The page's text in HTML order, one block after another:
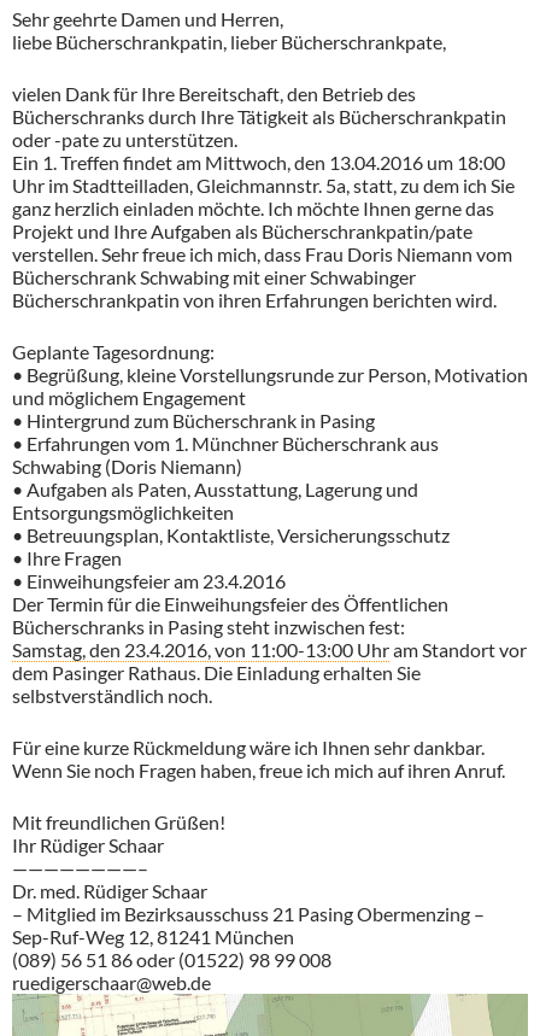
Sehr geehrte Damen und Herren,
liebe Bücherschrankpatin, lieber Bücherschrankpate,
vielen Dank für Ihre Bereitschaft, den Betrieb des
Bücherschranks durch Ihre Tätigkeit als Bücherschrankpatin
oder -pate zu unterstützen.
Ein 1. Treffen findet am Mittwoch, den 13.04.2016 um 18:00
Uhr im Stadtteilladen, Gleichmannstr. 5a, statt, zu dem ich Sie
ganz herzlich einladen möchte. Ich möchte Ihnen gerne das
Projekt und Ihre Aufgaben als Bücherschrankpatin/pate
verstellen. Sehr freue ich mich, dass Frau Doris Niemann vom
Bücherschrank Schwabing mit einer Schwabinger
Bücherschrankpatin von ihren Erfahrungen berichten wird.
Geplante Tagesordnung:
• Begrüßung, kleine Vorstellungsrunde zur Person, Motivation
und möglichem Engagement
• Hintergrund zum Bücherschrank in Pasing
• Erfahrungen vom 1. Münchner Bücherschrank aus
Schwabing (Doris Niemann)
• Aufgaben als Paten, Ausstattung, Lagerung und
Entsorgungsmöglichkeiten
• Betreuungsplan, Kontaktliste, Versicherungsschutz
• Ihre Fragen
• Einweihungsfeier am 23.4.2016
Der Termin für die Einweihungsfeier des Öffentlichen
Bücherschranks in Pasing steht inzwischen fest:
Samstag, den 23.4.2016, von 11:00-13:00 Uhram Standort vor
dem Pasinger Rathaus. Die Einladung erhalten Sie
selbstverständlich noch.
Für eine kurze Rückmeldung wäre ich Ihnen sehr dankbar.
Wenn Sie noch Fragen haben, freue ich mich auf ihren Anruf.
Mit freundlichen Grüßen!
Ihr Rüdiger Schaar
————————–
Dr. med. Rüdiger Schaar
– Mitglied im Bezirksausschuss 21 Pasing Obermenzing –
Sep-Ruf-Weg 12, 81241 München
(089) 56 51 86 oder (01522) 98 99 008
ruedigerschaar@web.de